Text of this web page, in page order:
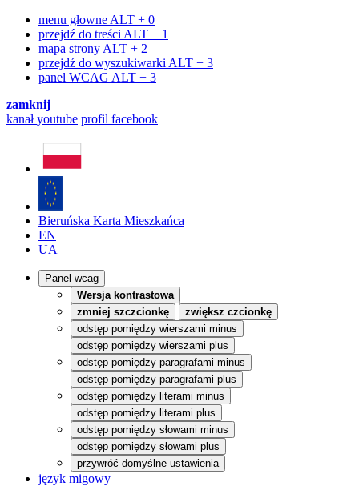
menu głowne ALT + 0
przejdź do treści ALT + 1
mapa strony ALT + 2
przejdź do wyszukiwarki ALT + 3
panel WCAG ALT + 3
zamknij
kanałyoutube profil facebook
Bieruńska Karta Mieszkańca
EN
UA
Panel wcag
Wersja kontrastowa
zmniej szczcionkę
zwiększ czcionkę
odstęp pomiędzy wierszami minus
odstęp pomiędzy wierszami plus
odstęp pomiędzy paragrafami minus
odstęp pomiędzy paragrafami plus
odstęp pomiędzy literami minus
odstęp pomiędzy literami plus
odstęp pomiędzy słowami minus
odstęp pomiędzy słowami plus
przywróć domyślne ustawienia
język migowy